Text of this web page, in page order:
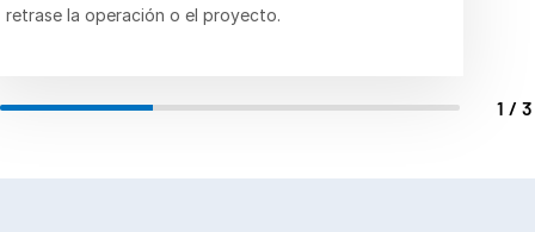
retrase la operación o el proyecto.
1/